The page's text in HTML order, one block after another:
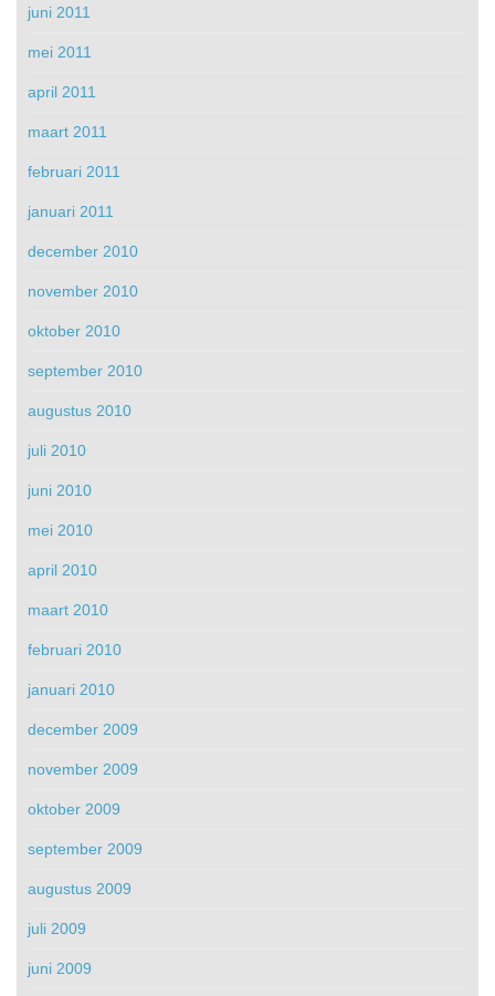
juni 2011
mei 2011
april 2011
maart 2011
februari 2011
januari 2011
december 2010
november 2010
oktober 2010
september 2010
augustus 2010
juli 2010
juni 2010
mei 2010
april 2010
maart 2010
februari 2010
januari 2010
december 2009
november 2009
oktober 2009
september 2009
augustus 2009
juli 2009
juni 2009